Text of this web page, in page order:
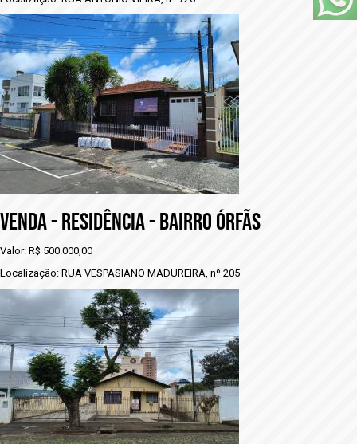
VENDA - RESIDÊNCIA - BAIRRO ÓRFÃS
Valor: R$ 500.000,00
Localização: RUA VESPASIANO MADUREIRA, nº 205